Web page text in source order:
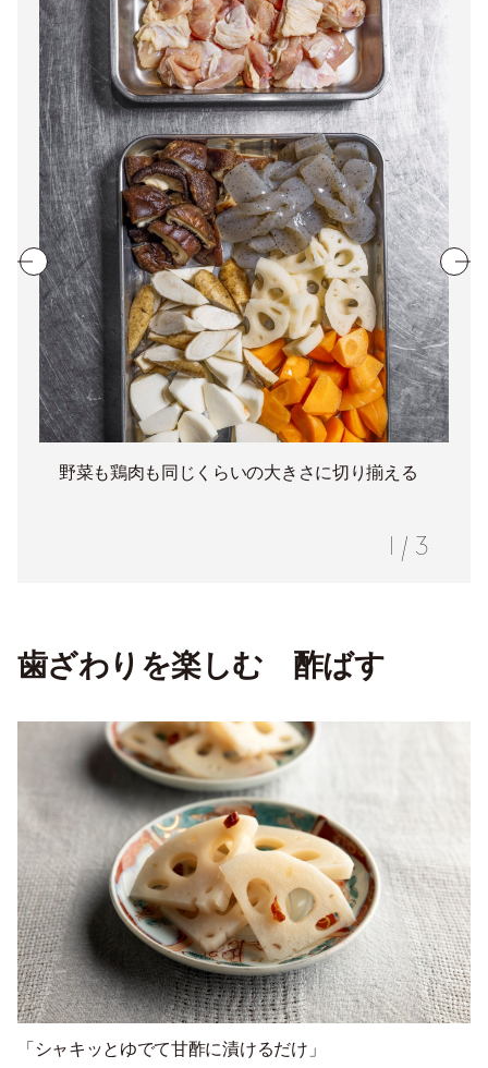
野菜も鶏肉も同じくらいの大きさに切り揃える
1 / 3
歯ざわりを楽しむ 酢ばす
「シャキッとゆでて甘酢に漬けるだけ」